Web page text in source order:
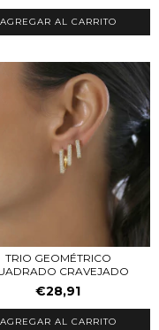
AGREGAR AL CARRITO
TRIO GEOMÉTRICO
CRAVEJADO
€28,91
AGREGAR AL CARRITO